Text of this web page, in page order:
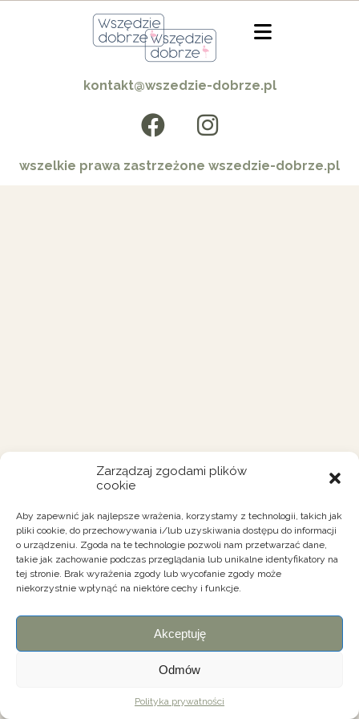
Zarządzaj zgodami plików
cookie
Aby zapewnić jak najlepsze wrażenia, korzystamy z technologii, takich jak
pliki cookie, do przechowywania i/lub uzyskiwania dostępu do informacji
o urządzeniu. Zgoda na te technologie pozwoli nam przetwarzać dane,
takie jak zachowanie podczas przeglądania lub unikalne identyfikatory na
tej stronie. Brak wyrażenia zgody lub wycofanie zgody może
niekorzystnie wpłynąć na niektóre cechy i funkcje.
Akceptuję
Odmów
Polityka prywatności
kontakt@wszedzie-dobrze.pl
wszelkie prawa zastrzeżone wszedzie-dobrze.pl